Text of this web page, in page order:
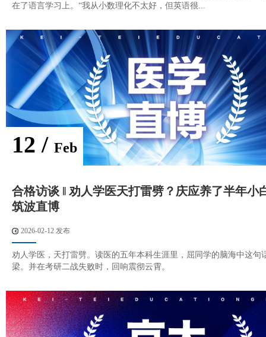
在了语言学习上。“我从小数理化不太好，但英语很...
12 / Feb
合格访谈 ‖ 劝人学医天打雷劈？庆应养了半年小
筑波直博
2026-02-12 发布
劝人学医，天打雷劈。读医的五年本科生涯里，屈同学的脑海中这句
梁。并在考研二战失败时，回响震彻云霄。